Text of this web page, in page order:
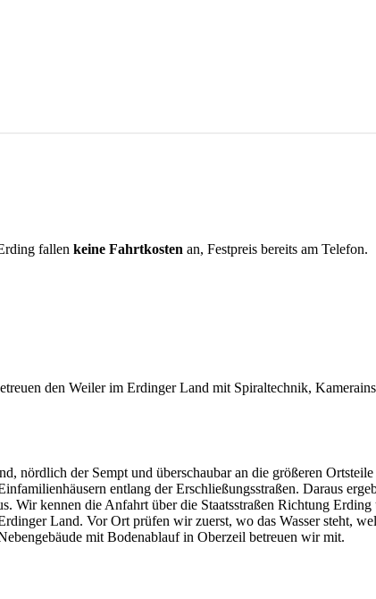
fallen keine Fahrtkosten an, Festpreis bereits am Telefon.
den Weiler im Erdinger Land mit Spiraltechnik,
der Sempt und überschaubar an die größeren
entlang der Erschließungsstraßen. Daraus
Wir kennen die Anfahrt über die Staatsstraßen Richtung
Land. Vor Ort prüfen wir zuerst, wo das Wasser steht,
mit Bodenablauf in Oberzeil betreuen wir mit.